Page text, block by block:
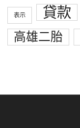
表示 貸款
高雄二胎